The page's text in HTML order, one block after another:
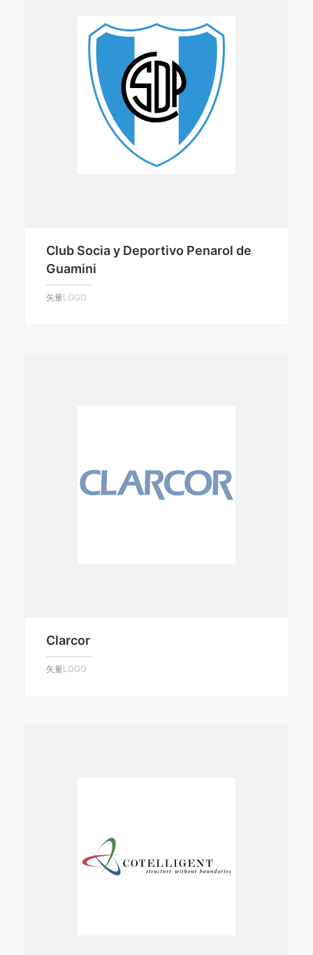
Club Socia y Deportivo Penarol de
Guamini
矢量LOGO
Clarcor
矢量LOGO